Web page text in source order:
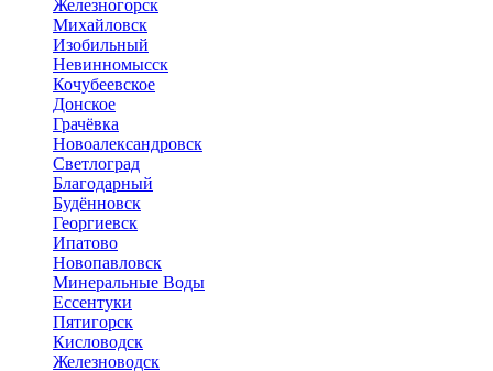
Железногорск
Михайловск
Изобильный
Невинномысск
Кочубеевское
Донское
Грачёвка
Новоалександровск
Светлоград
Благодарный
Будённовск
Георгиевск
Ипатово
Новопавловск
Минеральные Воды
Ессентуки
Пятигорск
Кисловодск
Железноводск